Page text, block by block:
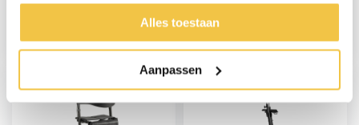
Alles toestaan
Aanpassen
lichtgewicht Rollator
STANDARD
269,- 229,-